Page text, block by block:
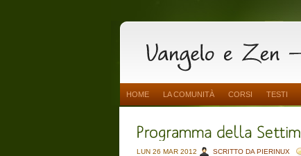
HOME LA COMUNITÀ CORSI TESTI
LUN 26 MAR 2012 SCRITTO DA PIERINUX